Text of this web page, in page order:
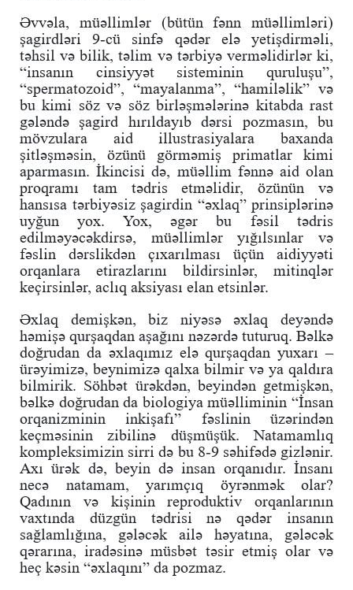
Əvvəla, müəllimlər (bütün fənn müəllimləri)
şagirdləri 9-cü sinfə qədər elə yetişdirməli,
təhsil və bilik, təlim və tərbiyə verməlidirlər ki,
“insanın cinsiyyət sisteminin quruluşu”,
“spermatozoid”, “mayalanma”, “hamiləlik” və
bu kimi söz və söz birləşmələrinə kitabda rast
gələndə şagird hırıldayıb dərsi pozmasın, bu
mövzulara aid illustrasiyalara baxanda
şitləşməsin, özünü görməmiş primatlar kimi
aparmasın. İkincisi də, müəllim fənnə aid olan
proqramı tam tədris etməlidir, özünün və
hansısa tərbiyəsiz şagirdin “əxlaq” prinsiplərinə
uyğun yox. Yox, əgər bu fəsil tədris
edilməyəcəkdirsə, müəllimlər yığılsınlar və
fəslin dərslikdən çıxarılması üçün aidiyyəti
orqanlara etirazlarını bildirsinlər, mitinqlər
keçirsinlər, aclıq aksiyası elan etsinlər.
Əxlaq demişkən, biz niyəsə əxlaq deyəndə
həmişə qurşaqdan aşağını nəzərdə tuturuq. Bəlkə
doğrudan da əxlaqımız elə qurşaqdan yuxarı –
ürəyimizə, beynimizə qalxa bilmir və ya qaldıra
bilmirik. Söhbət ürəkdən, beyindən getmişkən,
bəlkə doğrudan da biologiya müəlliminin “İnsan
orqanizminin inkişafı” fəslinin üzərindən
keçməsinin zibilinə düşmüşük. Natamamlıq
kompleksimizin sirri də bu 8-9 səhifədə gizlənir.
Axı ürək də, beyin də insan orqanıdır. İnsanı
necə natamam, yarımçıq öyrənmək olar?
Qadının və kişinin reproduktiv orqanlarının
vaxtında düzgün tədrisi nə qədər insanın
sağlamlığına, gələcək ailə həyatına, gələcək
qərarına, iradəsinə müsbət təsir etmiş olar və
heç kəsin “əxlaqını” da pozmaz.